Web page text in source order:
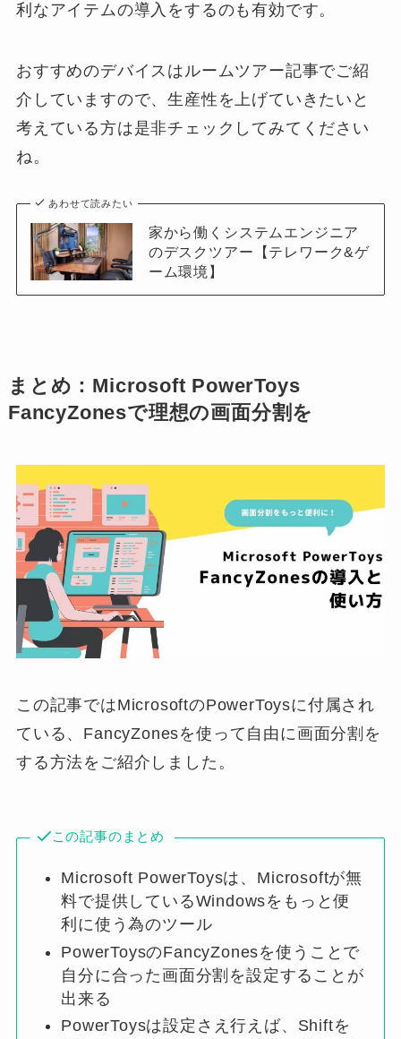
利なアイテムの導入をするのも有効です。
おすすめのデバイスはルームツアー記事でご紹
介していますので、生産性を上げていきたいと
考えている方は是非チェックしてみてください
ね。
あわせて読みたい
家から働くシステムエンジニア
のデスクツアー【テレワーク&ゲ
ーム環境】
まとめ：Microsoft PowerToys
FancyZonesで理想の画面分割を
この記事ではMicrosoftのPowerToysに付属され
ている、FancyZonesを使って自由に画面分割を
する方法をご紹介しました。
この記事のまとめ
Microsoft PowerToysは、Microsoftが無
料で提供しているWindowsをもっと便
利に使う為のツール
PowerToysのFancyZonesを使うことで
自分に合った画面分割を設定することが
出来る
PowerToysは設定さえ行えば、Shiftを